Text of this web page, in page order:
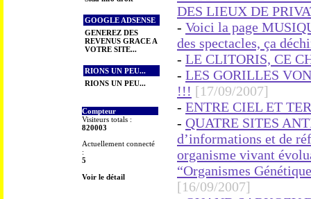
GOOGLE ADSENSE
GENEREZ DES
REVENUS GRACE A
VOTRE SITE...
RIONS UN PEU...
RIONS UN PEU...
Compteur
Visiteurs totals :
820003
Actuellement connecté
:
5
Voir le détail
DES LIEUX DE
- Voici la page
des spectacles, ça
- LE CLITORIS, CE
- LES GORILLES
!!! [17/09/2007]
- ENTRE CIEL ET
- QUATRE SITES
d’informations et de
organisme vivant
“Organismes
[16/09/2007]